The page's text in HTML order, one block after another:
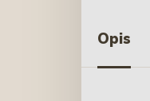
Opis